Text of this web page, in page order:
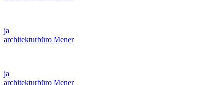
ja
architekturbüro Mener
ja
architekturbüro Mener